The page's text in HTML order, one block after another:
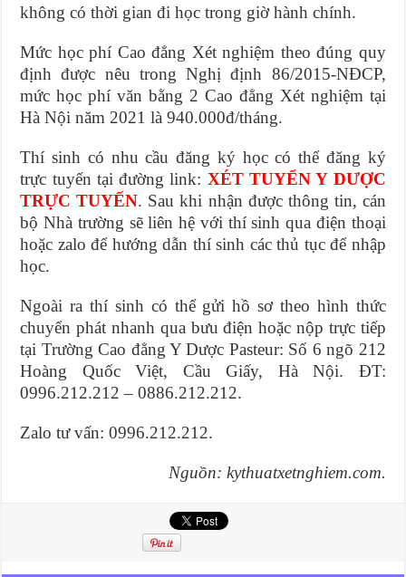
không có thời gian đi học trong giờ hành chính.
Mức học phí Cao đẳng Xét nghiệm theo đúng quy
định được nêu trong Nghị định 86/2015-NĐCP,
mức học phí văn bằng 2 Cao đẳng Xét nghiệm tại
Hà Nội năm 2021 là 940.000đ/tháng.
Thí sinh có nhu cầu đăng ký học có thể đăng ký
trực tuyến tại đường link: XÉT TUYỂN Y DƯỢC
TRỰC TUYẾN. Sau khi nhận được thông tin, cán
bộ Nhà trường sẽ liên hệ với thí sinh qua điện thoại
hoặc zalo để hướng dẫn thí sinh các thủ tục để nhập
học.
Ngoài ra thí sinh có thể gửi hồ sơ theo hình thức
chuyển phát nhanh qua bưu điện hoặc nộp trực tiếp
tại Trường Cao đẳng Y Dược Pasteur: Số 6 ngõ 212
Hoàng Quốc Việt, Cầu Giấy, Hà Nội. ĐT:
0996.212.212 – 0886.212.212.
Zalo tư vấn: 0996.212.212.
Nguồn: kythuatxetnghiem.com.